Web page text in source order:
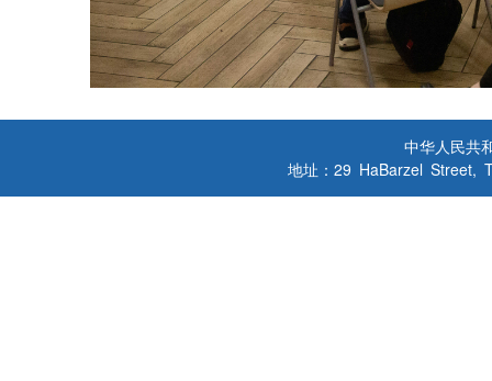
中华人民共
地址：29 HaBarzel Street,